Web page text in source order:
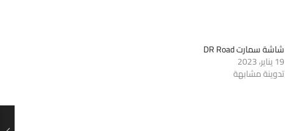
شاشة سمارت DR Road
19 يناير، 2023
تدوينة مشابهة